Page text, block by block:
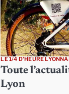
LE 1/4 D'HEURE
Toute
Lyon